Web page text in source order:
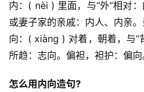
内：( nèi ) 里面，与“外”相对
或妻子家的亲戚：内人、内亲。
向：( xiàng ) 对着，朝着，与“
所趋：志向。偏袒，袒护：偏向
怎么用内向造句?